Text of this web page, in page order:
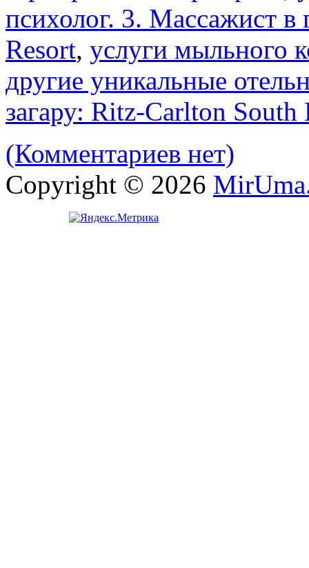
психолог. 3. Массажист в
Resort, услуги мыльного
другие уникальные
загару: Ritz-Carlton South
(Комментариев нет)
Copyright © 2026